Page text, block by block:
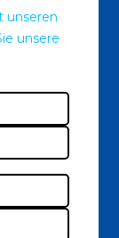
unseren
unsere